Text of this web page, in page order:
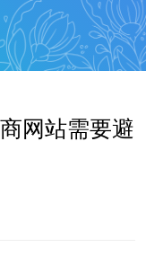
网站需要避